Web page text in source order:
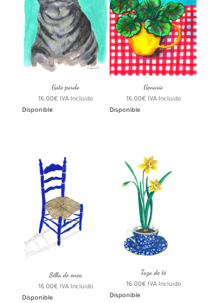
Gato pardo
16.00€ IVA Incluído
Disponible
Genario
16.00€ IVA Incluído
Disponible
Silla de enea
16.00€ IVA Incluído
Disponible
Taza de té
16.00€ IVA Incluído
Disponible